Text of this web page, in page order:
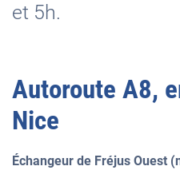
et 5h.
Autoroute A8,
Nice
Échangeur de Fréjus Ouest